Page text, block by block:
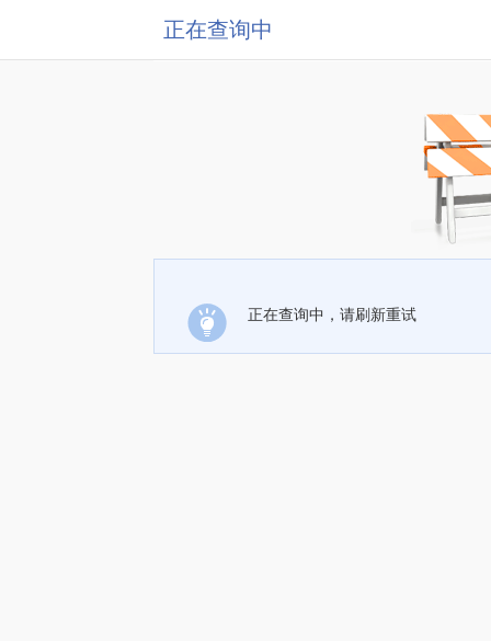
正在查询中
正在查询中，请刷新重试